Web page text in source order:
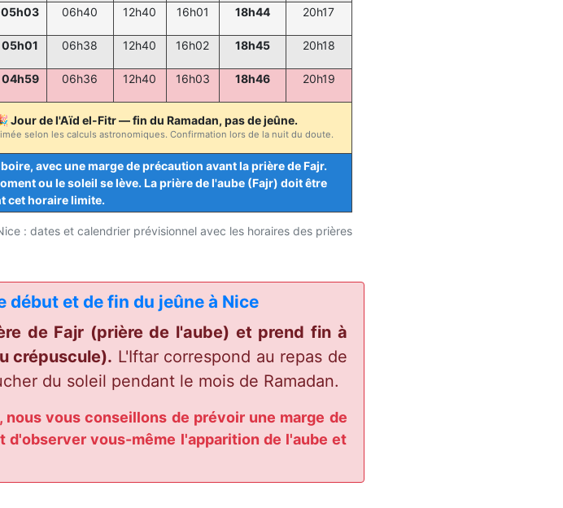
: dates et calendrier prévisionnel avec les horaires des prières
05h03 06h40 12h40 16h01 18h44 20h17
05h01 06h38 12h40 16h02 18h45 20h18
04h59 06h36 12h40 16h03 18h46 20h19
Jour de l'Aïd el-Fitr — fin du Ramadan, pas de jeûne.
selon les calculs astronomiques. Confirmation lors de la nuit du doute.
avec une marge de précaution avant la prière de Fajr.
ou le soleil se lève. La prière de l'aube (Fajr) doit être
cet horaire limite.
début et de fin du jeûne à Nice
de Fajr (prière de l'aube) et prend fin à
crépuscule). L'Iftar correspond au repas de
du soleil pendant le mois de Ramadan.
vous conseillons de prévoir une marge de
vous-même l'apparition de l'aube et